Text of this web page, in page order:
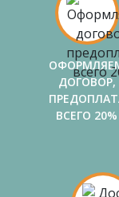
ДОГОВОР,
ВСЕГО 20%